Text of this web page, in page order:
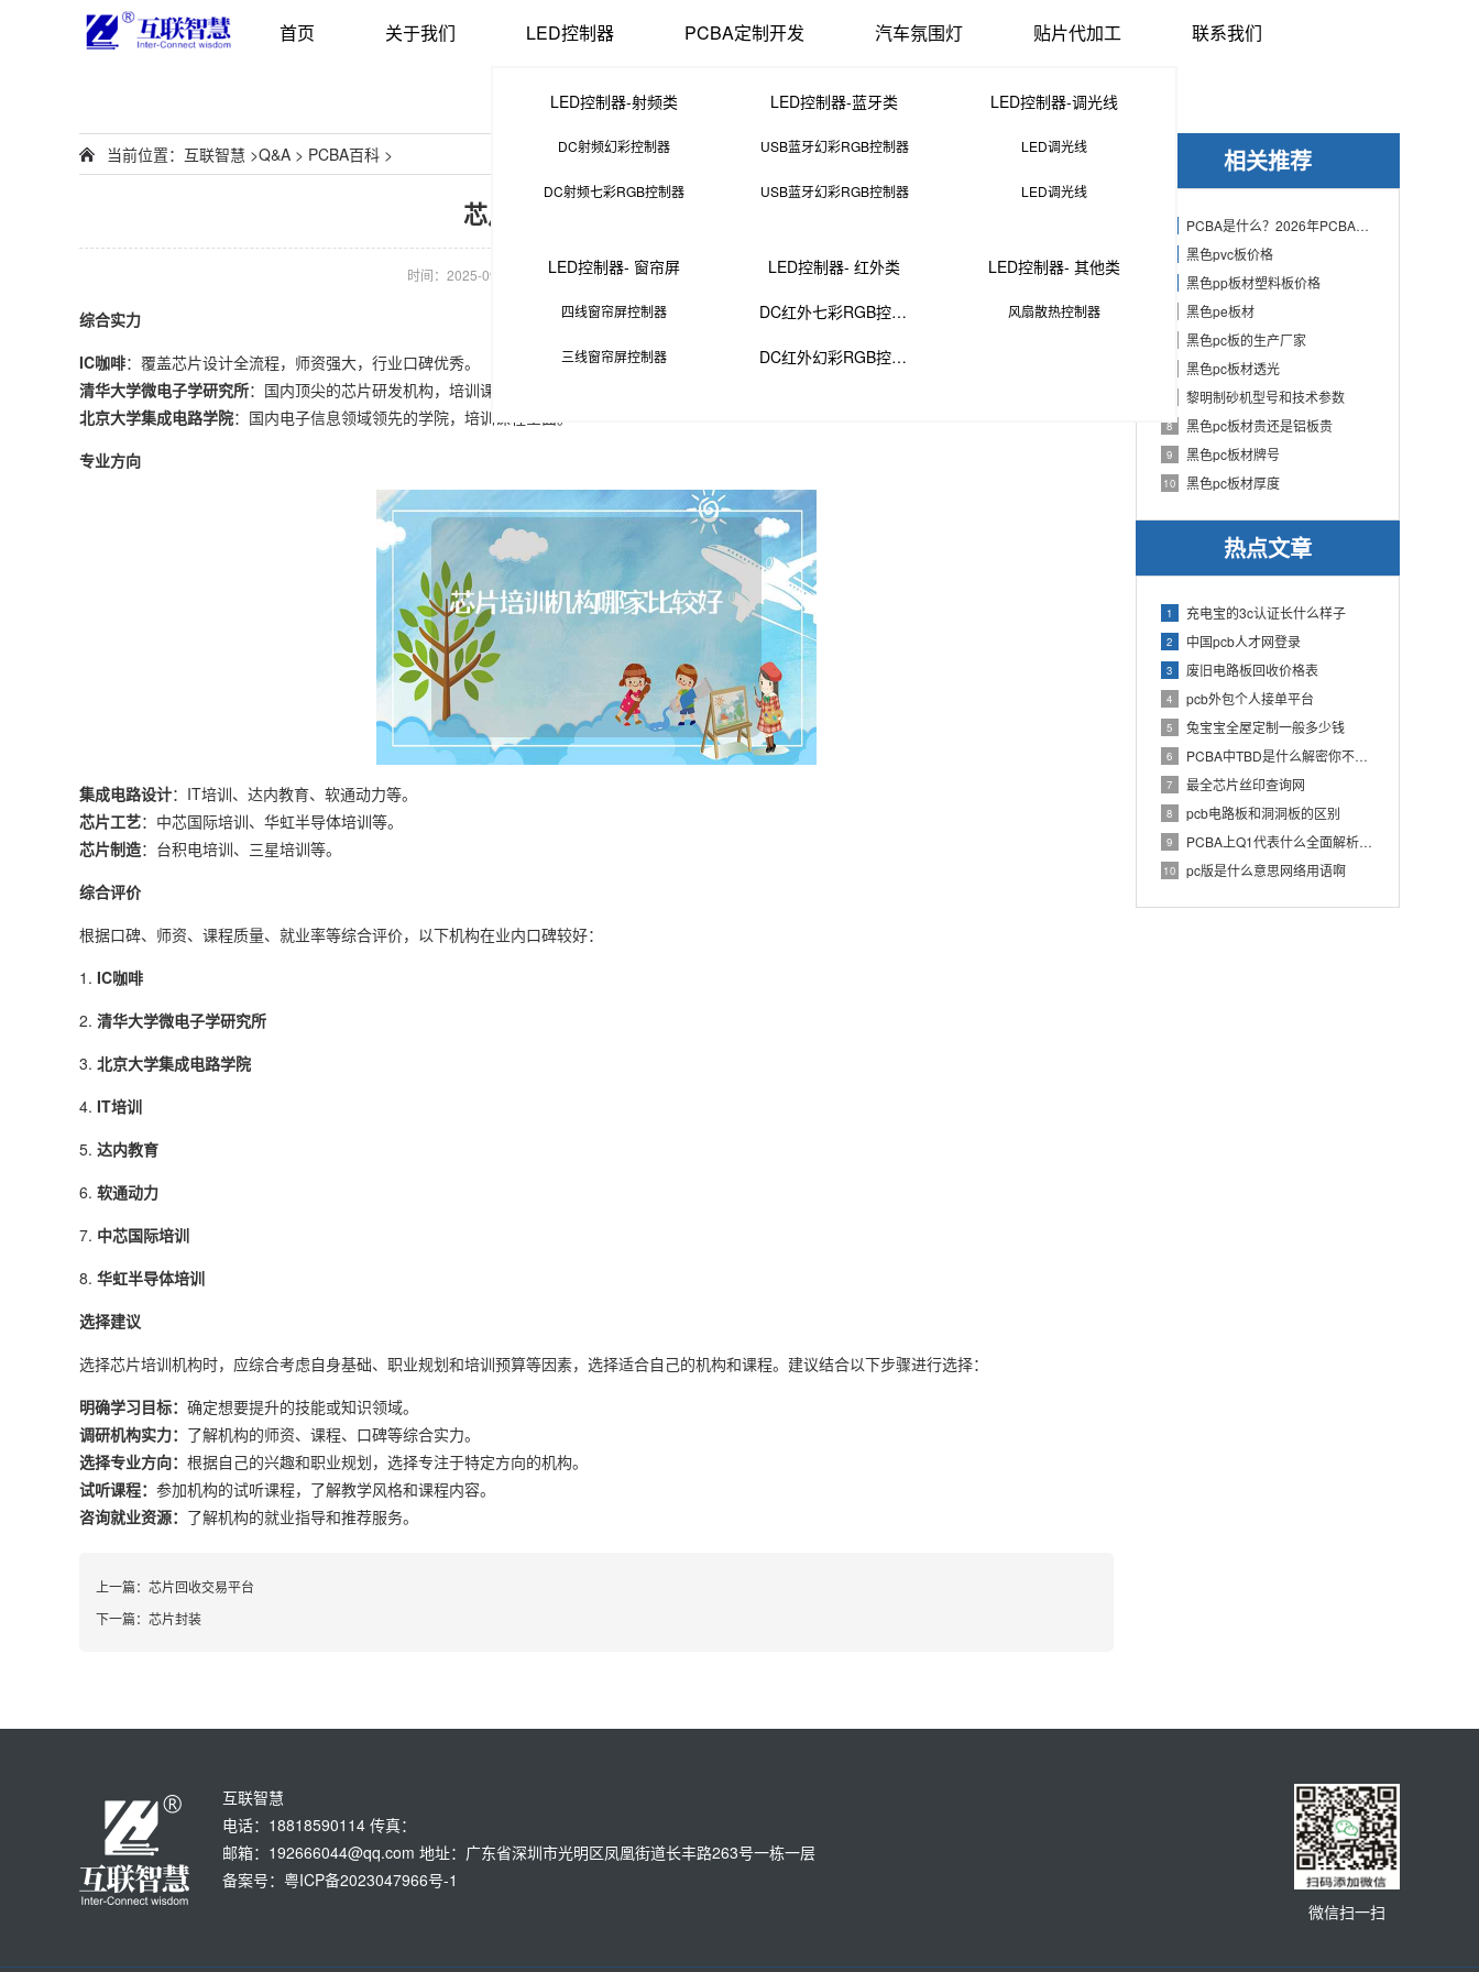
首页 关于我们 LED控制器
LED控制器-射频类
DC射频幻彩控制器
DC射频七彩RGB控制器
LED控制器-蓝牙类
USB蓝牙幻彩RGB控制器
USB蓝牙幻彩RGB控制器
LED控制器-调光线
LED调光线
LED调光线
LED控制器- 窗帘屏
四线窗帘屏控制器
三线窗帘屏控制器
LED控制器- 红外类
DC红外七彩RGB控制器
DC红外幻彩RGB控制器
LED控制器- 其他类
风扇散热控制器
PCBA定制开发 汽车氛围灯 贴片代加工 联系我们
相关推荐
PCBA是什么？2026年PCBA制造与代工指南：专业方案、流程与应用
黑色pvc板价格
黑色pp板材塑料板价格
黑色pe板材
黑色pc板的生产厂家
黑色pc板材透光
黎明制砂机型号和技术参数
8 黑色pc板材贵还是铝板贵
9 黑色pc板材牌号
10 黑色pc板材厚度
热点文章
1 充电宝的3c认证长什么样子
2 中国pcb人才网登录
3 废旧电路板回收价格表
4 pcb外包个人接单平台
5 兔宝宝全屋定制一般多少钱
6 PCBA中TBD是什么解密你不知道的电子行业术语
7 最全芯片丝印查询网
8 pcb电路板和洞洞板的区别
9 PCBA上Q1代表什么全面解析PCB电路板中Q1的作用
10 pc版是什么意思网络用语啊
当前位置： 互联智慧 >Q&A > PCBA百科 >
芯片培训机构哪家比较好
时间：2025-09-11 11:38:02 来源：PCBA 次
综合实力
IC咖啡：覆盖芯片设计全流程，师资强大，行业口碑优秀。
清华大学微电子学研究所：国内顶尖的芯片研发机构，培训课程含金量高。
北京大学集成电路学院：国内电子信息领域领先的学院，培训课程全面。
专业方向
集成电路设计：IT培训、达内教育、软通动力等。
芯片工艺：中芯国际培训、华虹半导体培训等。
芯片制造：台积电培训、三星培训等。
综合评价
根据口碑、师资、课程质量、就业率等综合评价，以下机构在业内口碑较好：
1. IC咖啡
2. 清华大学微电子学研究所
3. 北京大学集成电路学院
4. IT培训
5. 达内教育
6. 软通动力
7. 中芯国际培训
8. 华虹半导体培训
选择建议
选择芯片培训机构时，应综合考虑自身基础、职业规划和培训预算等因素，选择适合自己的机构和课程。建议结合以下步骤进行选择：
明确学习目标： 确定想要提升的技能或知识领域。
调研机构实力： 了解机构的师资、课程、口碑等综合实力。
选择专业方向： 根据自己的兴趣和职业规划，选择专注于特定方向的机构。
试听课程： 参加机构的试听课程，了解教学风格和课程内容。
咨询就业资源： 了解机构的就业指导和推荐服务。
上一篇： 芯片回收交易平台
下一篇： 芯片封装
微信扫一扫
互联智慧
电话：18818590114 传真：
邮箱：192666044@qq.com 地址：广东省深圳市光明区凤凰街道长丰路263号一栋一层
备案号：粤ICP备2023047966号-1